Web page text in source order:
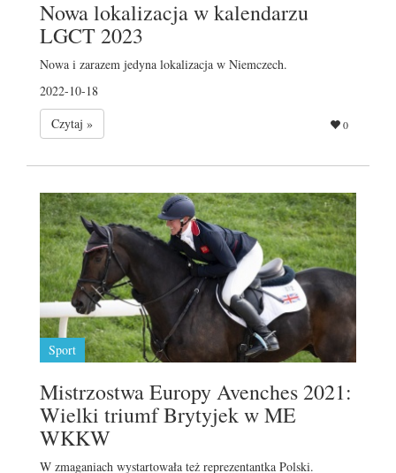
Nowa lokalizacja w kalendarzu
LGCT 2023
Nowa i zarazem jedyna lokalizacja w Niemczech.
2022-10-18
Czytaj »
0
Sport
Mistrzostwa Europy Avenches 2021:
Wielki triumf Brytyjek w ME
WKKW
W zmaganiach wystartowała też reprezentantka Polski.